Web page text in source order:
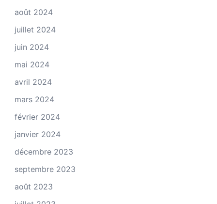
août 2024
juillet 2024
juin 2024
mai 2024
avril 2024
mars 2024
février 2024
janvier 2024
décembre 2023
septembre 2023
août 2023